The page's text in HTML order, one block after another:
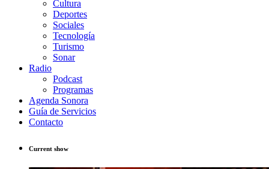
Cultura
Deportes
Sociales
Tecnología
Turismo
Sonar
Radio
Podcast
Programas
Agenda Sonora
Guía de Servicios
Contacto
Current show